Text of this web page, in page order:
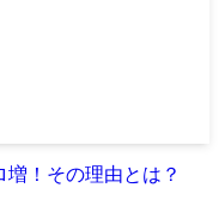
！その理由とは？